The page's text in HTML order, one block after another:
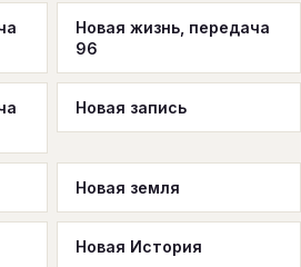
Новая жизнь, передача
96
Новая запись
Новая земля
Новая История